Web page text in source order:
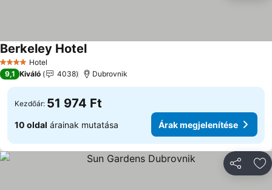
4 KategóriaHotel
Berkeley HotelÁrak megjelenítése
9,1 Kiváló 4038 Dubrovnik
Kezdőár: 51 974 Ft
10 oldal árainak mutatása Árak megjelenítése